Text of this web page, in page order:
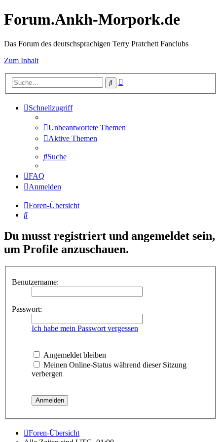
Forum.Ankh-Morpork.de
Das Forum des deutschsprachigen Terry Pratchett Fanclubs
Zum Inhalt
Suche
Schnellzugriff
Unbeantwortete Themen
Aktive Themen
Suche
FAQ
Anmelden
Foren-Übersicht
Suche
Du musst registriert und angemeldet sein,
um Profile anzuschauen.
Benutzername:
Passwort:
Ich habe mein Passwort vergessen
Angemeldet bleiben
Meinen Online-Status während dieser Sitzung
verbergen
Foren-Übersicht